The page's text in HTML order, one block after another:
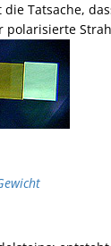
Tatsache,
polarisierte